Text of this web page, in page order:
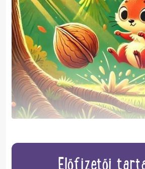
Előfizetői